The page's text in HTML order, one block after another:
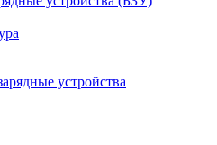
устройства